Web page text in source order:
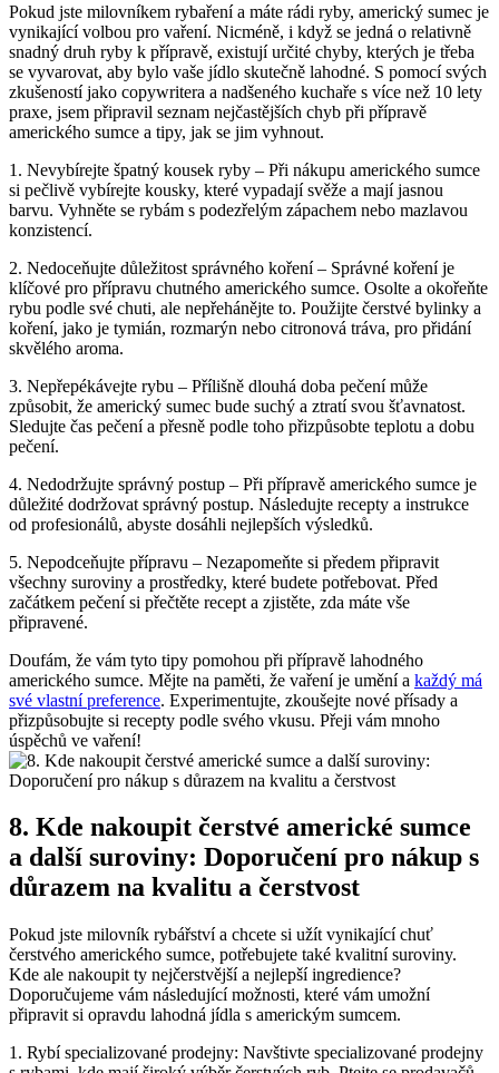
Pokud jste milovníkem rybaření a máte rádi ryby, americký sumec je
vynikající volbou pro vaření. Nicméně, i když se jedná o relativně
snadný druh ryby k přípravě, existují určité chyby, kterých je třeba
se vyvarovat, aby bylo vaše jídlo skutečně lahodné. S pomocí svých
zkušeností jako copywritera a nadšeného kuchaře s více než 10 lety
praxe, jsem připravil seznam nejčastějších chyb při přípravě
amerického sumce a tipy, jak se jim vyhnout.
1. Nevybírejte špatný kousek ryby – Při nákupu amerického sumce
si pečlivě vybírejte kousky, které vypadají svěže a mají jasnou
barvu. Vyhněte se rybám s podezřelým zápachem nebo mazlavou
konzistencí.
2. Nedoceňujte důležitost správného koření – Správné koření je
klíčové pro přípravu chutného amerického sumce. Osolte a okořeňte
rybu podle své chuti, ale nepřehánějte to. Použijte čerstvé bylinky a
koření, jako je tymián, rozmarýn nebo citronová tráva, pro přidání
skvělého aroma.
3. Nepřepékávejte rybu – Přílišně dlouhá doba pečení může
způsobit, že americký sumec bude suchý a ztratí svou šťavnatost.
Sledujte čas pečení a přesně podle toho přizpůsobte teplotu a dobu
pečení.
4. Nedodržujte správný postup – Při přípravě amerického sumce je
důležité dodržovat správný postup. Následujte recepty a instrukce
od profesionálů, abyste dosáhli nejlepších výsledků.
5. Nepodceňujte přípravu – Nezapomeňte si předem připravit
všechny suroviny a prostředky, které budete potřebovat. Před
začátkem pečení si přečtěte recept a zjistěte, zda máte vše
připravené.
Doufám, že vám tyto tipy pomohou při přípravě lahodného
amerického sumce. Mějte na paměti, že vaření je umění a každý má
své vlastní preference. Experimentujte, zkoušejte nové přísady a
přizpůsobujte si recepty podle svého vkusu. Přeji vám mnoho
úspěchů ve vaření!
8. Kde nakoupit čerstvé americké sumce
a další suroviny: Doporučení pro nákup s
důrazem na kvalitu a čerstvost
Pokud jste milovník rybářství a chcete si užít vynikající chuť
čerstvého amerického sumce, potřebujete také kvalitní suroviny.
Kde ale nakoupit ty nejčerstvější a nejlepší ingredience?
Doporučujeme vám následující možnosti, které vám umožní
připravit si opravdu lahodná jídla s americkým sumcem.
1. Rybí specializované prodejny: Navštivte specializované prodejny